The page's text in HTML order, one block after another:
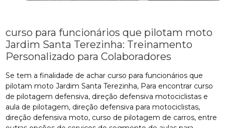
curso para funcionários que pilotam moto
Jardim Santa Terezinha: Treinamento
Personalizado para Colaboradores
Se tem a finalidade de achar curso para funcionários que
pilotam moto Jardim Santa Terezinha, Para encontrar curso
de pilotagem defensiva, direção defensiva motociclistas e
aula de pilotagem, direção defensiva para motociclistas,
direção defensiva moto, curso de pilotagem de carros, entre